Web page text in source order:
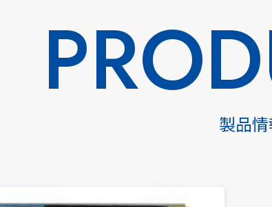
製品